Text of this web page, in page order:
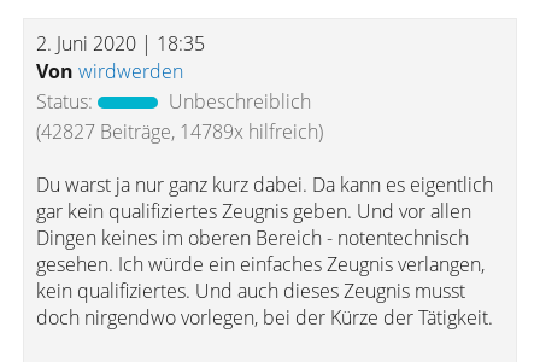
2. Juni 2020 | 18:35
Von wirdwerden
Status:
Unbeschreiblich
(42827 Beiträge, 14789x hilfreich)
Du warst ja nur ganz kurz dabei. Da kann es eigentlich
gar kein qualifiziertes Zeugnis geben. Und vor allen
Dingen keines im oberen Bereich - notentechnisch
gesehen. Ich würde ein einfaches Zeugnis verlangen,
kein qualifiziertes. Und auch dieses Zeugnis musst
doch nirgendwo vorlegen, bei der Kürze der Tätigkeit.